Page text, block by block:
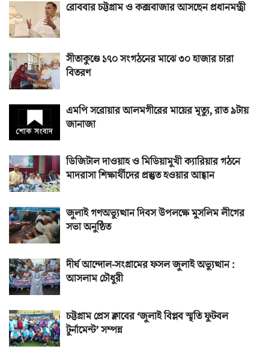
রোববার চট্টগ্রাম ও কক্সবাজার আসছেন প্রধানমন্ত্রী
সীতাকুণ্ডে ১৭০ সংগঠনের মাঝে ৩০ হাজার চারা
বিতরণ
এমপি সরোয়ার আলমগীরের মায়ের মৃত্যু, রাত ৯টায়
জানাজা
ডিজিটাল দাওয়াহ ও মিডিয়ামুখী ক্যারিয়ার গঠনে
মাদরাসা শিক্ষার্থীদের প্রস্তুত হওয়ার আহ্বান
জুলাই গণঅভ্যুত্থান দিবস উপলক্ষে মুসলিম লীগের
সভা অনুষ্ঠিত
দীর্ঘ আন্দোল-সংগ্রামের ফসল জুলাই অভ্যুত্থান :
আসলাম চৌধুরী
চট্টগ্রাম প্রেস ক্লাবের ‘জুলাই বিপ্লব স্মৃতি ফুটবল
টুর্নামেন্ট’ সম্পন্ন